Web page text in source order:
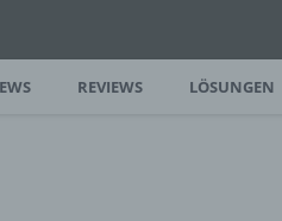
REVIEWS LÖSUNGEN